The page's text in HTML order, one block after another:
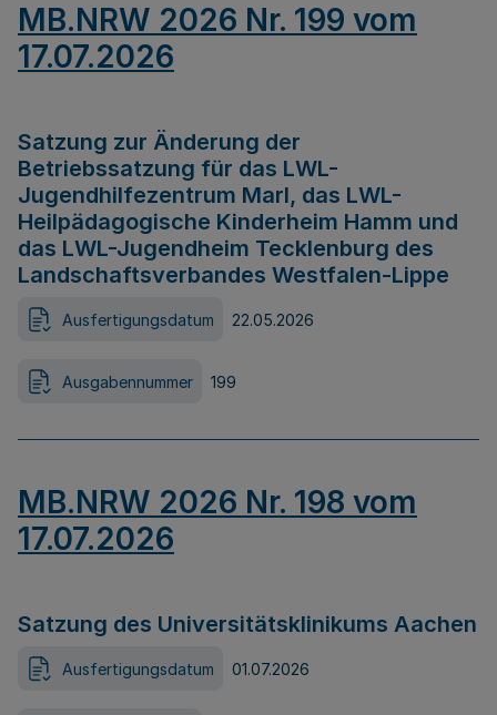
MB.NRW 2026 Nr. 199 vom
17.07.2026
Satzung zur Änderung der
Betriebssatzung für das LWL-
Jugendhilfezentrum Marl, das LWL-
Heilpädagogische Kinderheim Hamm und
das LWL-Jugendheim Tecklenburg des
Landschaftsverbandes Westfalen-Lippe
Ausfertigungsdatum 22.05.2026
Ausgabennummer 199
MB.NRW 2026 Nr. 198 vom
17.07.2026
Satzung des Universitätsklinikums Aachen
Ausfertigungsdatum 01.07.2026